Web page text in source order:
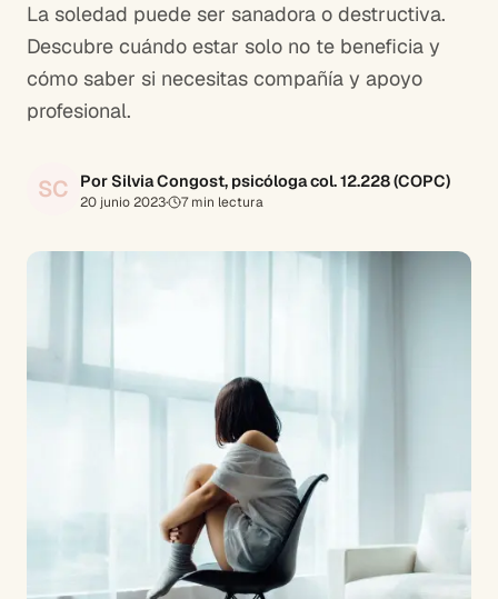
La soledad puede ser sanadora o destructiva.
Descubre cuándo estar solo no te beneficia y
cómo saber si necesitas compañía y apoyo
profesional.
SC Por Silvia Congost, psicóloga col. 12.228 (COPC)
20 junio 2023· 7min lectura